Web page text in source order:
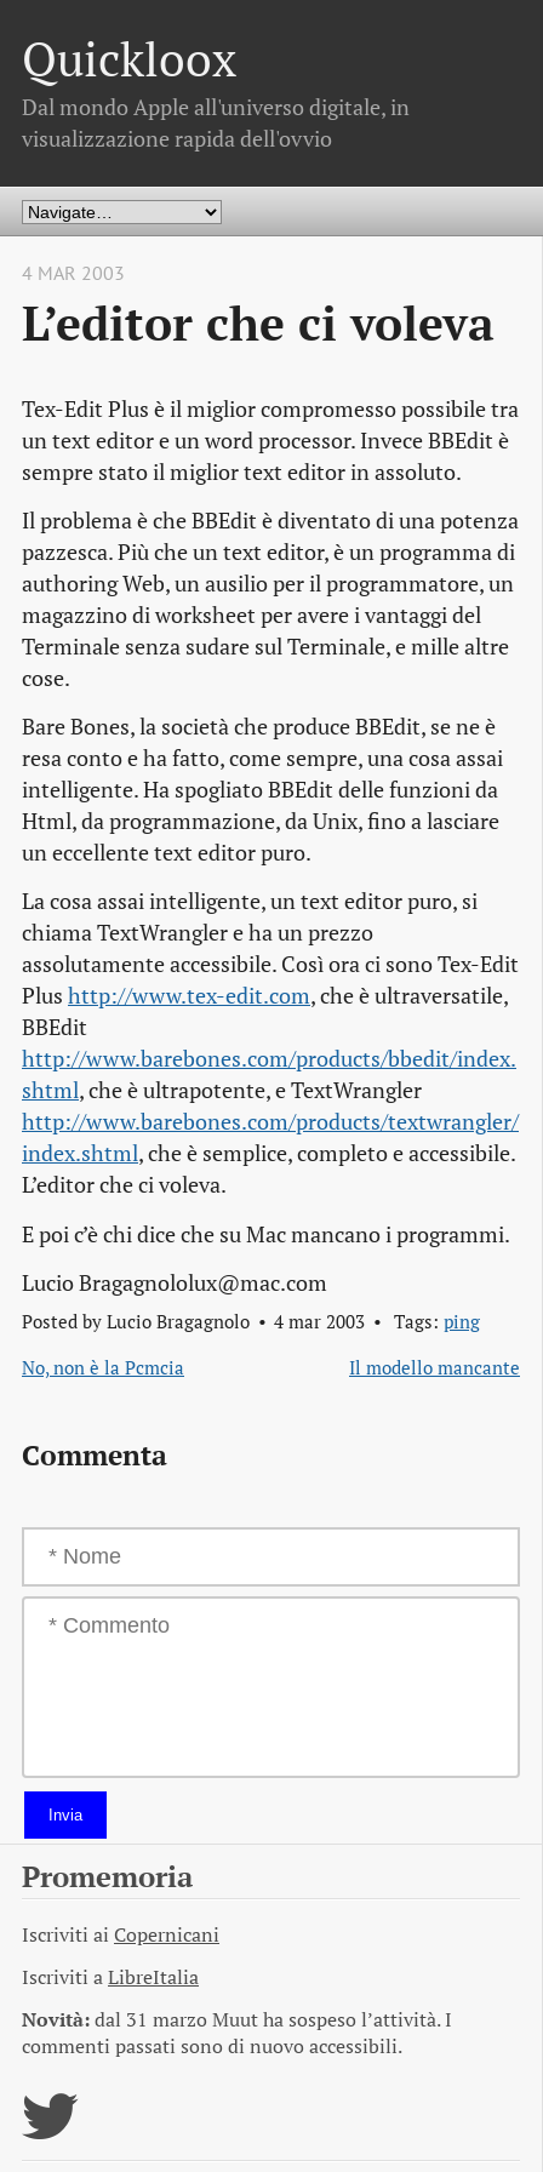
Quickloox
Dal mondo Apple all'universo digitale, in
visualizzazione rapida dell'ovvio
4 MAR 2003
L’editor che ci voleva
Tex-Edit Plus è il miglior compromesso possibile tra
un text editor e un word processor. Invece BBEdit è
sempre stato il miglior text editor in assoluto.
Il problema è che BBEdit è diventato di una potenza
pazzesca. Più che un text editor, è un programma di
authoring Web, un ausilio per il programmatore, un
magazzino di worksheet per avere i vantaggi del
Terminale senza sudare sul Terminale, e mille altre
cose.
Bare Bones, la società che produce BBEdit, se ne è
resa conto e ha fatto, come sempre, una cosa assai
intelligente. Ha spogliato BBEdit delle funzioni da
Html, da programmazione, da Unix, fino a lasciare
un eccellente text editor puro.
La cosa assai intelligente, un text editor puro, si
chiama TextWrangler e ha un prezzo
assolutamente accessibile. Così ora ci sonoTex-Edit
Plus http://www.tex-edit.com, che è ultraversatile,
BBEdit
http://www.barebones.com/products/bbedit/index.
shtml, che è ultrapotente, eTextWrangler
http://www.barebones.com/products/textwrangler/
index.shtml, che è semplice, completo e accessibile.
L’editor che ci voleva.
E poi c’è chi dice che su Mac mancano i programmi.
Lucio Bragagnololux@mac.com
Posted by Lucio Bragagnolo 4 mar 2003 Tags: ping
No, non è la Pcmcia
Il modello mancante
Commenta
Invia
Promemoria
Iscriviti ai Copernicani
Iscriviti aLibreItalia
Novità:dal 31 marzo Muut ha sospeso l’attività. I
commenti passati sono di nuovo accessibili.